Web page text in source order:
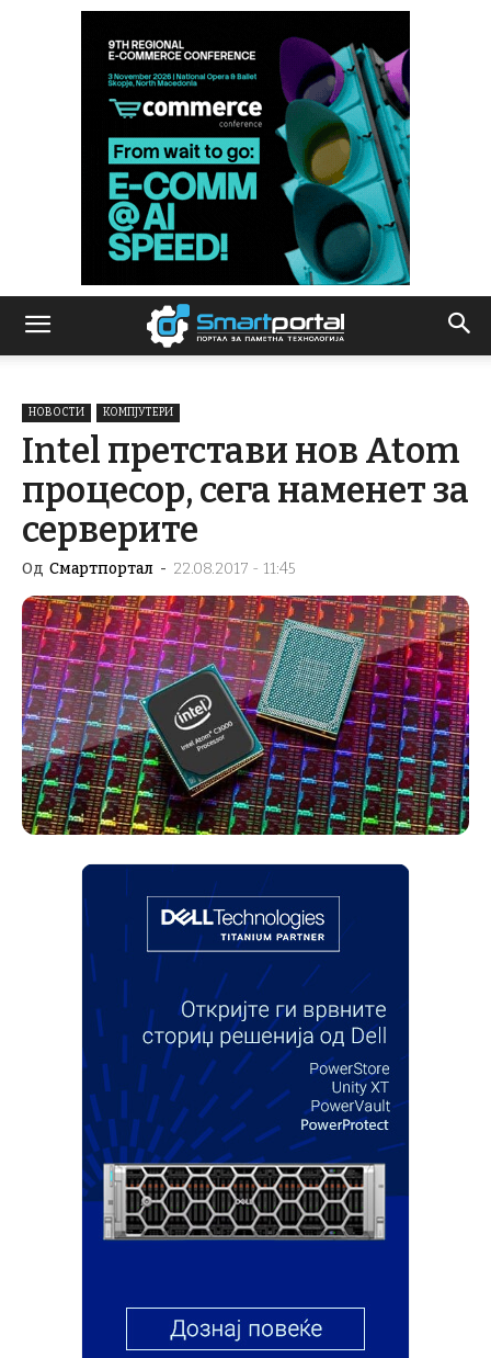
НОВОСТИ КОМПЈУТЕРИ
Intel претстави нов Atom
процесор, сега наменет за
серверите
Од Смартпортал - 22.08.2017 - 11:45